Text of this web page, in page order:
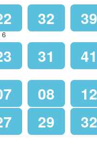
32 39
6
31 41
08 12
29 32